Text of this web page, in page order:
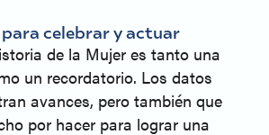
celebrar y actuar
de la Mujer es tanto una
un recordatorio. Los datos
avances, pero también que
por hacer para lograr una